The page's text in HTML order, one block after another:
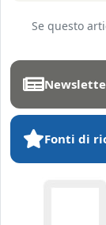
Se questo
Fonti di